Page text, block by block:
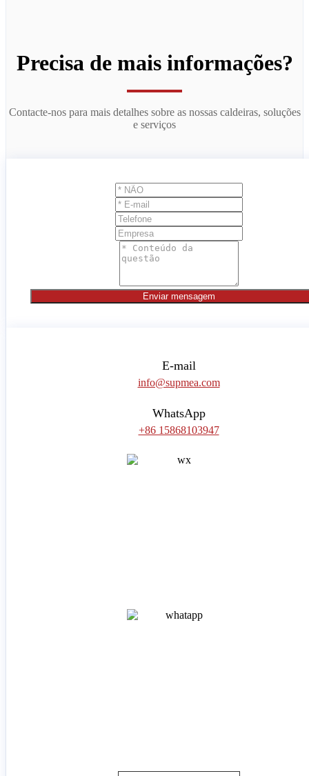
Precisa de mais informações?
Contacte-nos para mais detalhes sobre as nossas caldeiras, soluções
e serviços
Enviar mensagem
E-mail
info@supmea.com
WhatsApp
+86 15868103947